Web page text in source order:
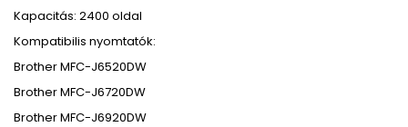
Kapacitás: 2400 oldal
Kompatibilis nyomtatók:
Brother MFC-J6520DW
Brother MFC-J6720DW
Brother MFC-J6920DW